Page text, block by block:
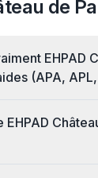
de
EHPAD
(APA,